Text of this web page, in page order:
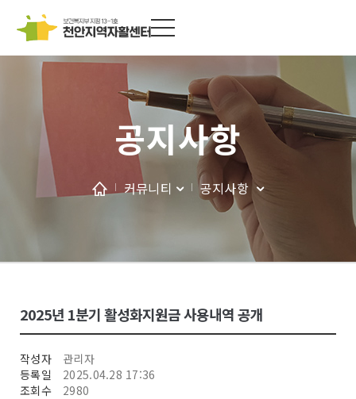
공지사항
커뮤니티 공지사항
2025년 1분기 활성화지원금 사용내역 공개
작성자
관리자
등록일
2025.04.28 17:36
조회수
2980